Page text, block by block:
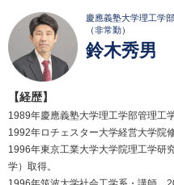
慶應義塾大学理工学
（非常勤）
鈴木秀男
【経歴】
1989年慶應義塾大学理工学部管理工
1992年ロチェスター大学経営大学院
1996年東京工業大学大学院理工学研
学）取得。